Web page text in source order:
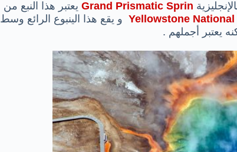
Grand Prismatic Sprin
يعتبر هذا النبع من
Yellowstone National و يقع هذا الينبوع الرائع وسط
يعتبر أجملهم .